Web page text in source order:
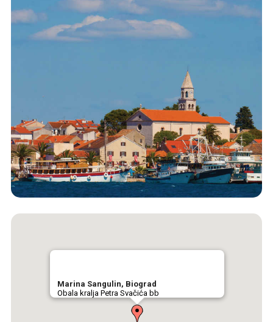
Marina Sangulin, Biograd
Obala kralja Petra Svačića bb